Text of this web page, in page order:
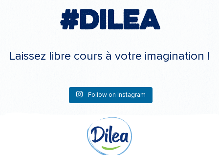
#Dilea
Laissez libre cours à votre imagination !
Follow on Instagram